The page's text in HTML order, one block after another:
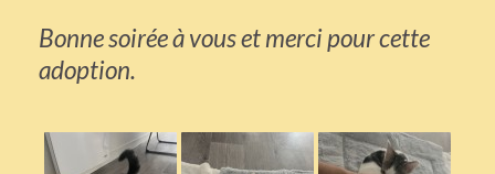
Bonne soirée à vous et merci pour cette
adoption.